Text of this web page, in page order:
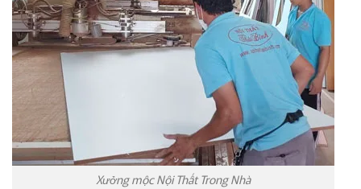
Xưởng mộc Nội Thất Trong Nhà